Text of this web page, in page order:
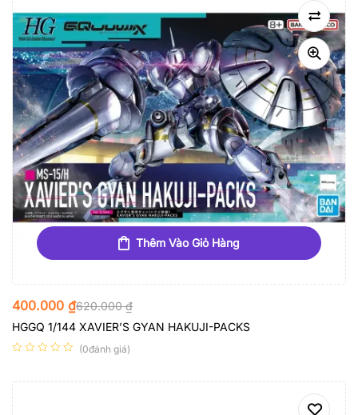
Thêm Vào Giỏ Hàng
620.000₫
400.000 ₫
HGGQ 1/144 XAVIER’S GYAN HAKUJI-PACKS
(0đánh giá)